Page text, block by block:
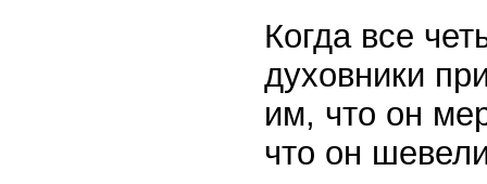
Когда все
духовники
им, что он
что он